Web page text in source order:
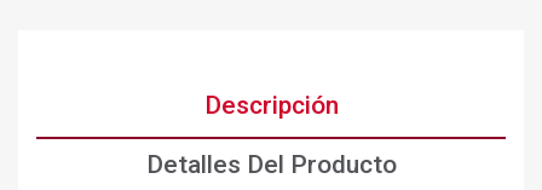
Descripción
Detalles Del Producto